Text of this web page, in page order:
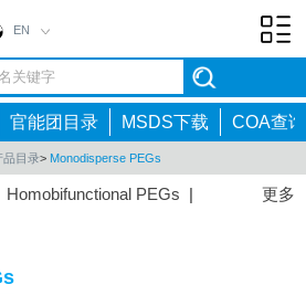
EN
官能团目录 MSDS下载 COA查询
品目录> Monodisperse PEGs
更多
Homobifunctional PEGs |